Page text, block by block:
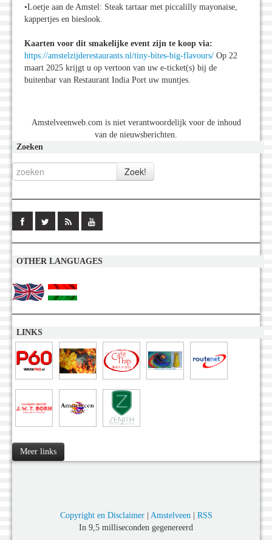
•Loetje aan de Amstel: Steak tartaar met piccalilly mayonaise,
kappertjes en bieslook.
Kaarten voor dit smakelijke event zijn te koop via:
https://amstelzijderestaurants.nl/tiny-bites-big-flavours/ Op 22
maart 2025 krijgt u op vertoon van uw e-ticket(s) bij de
buitenbar van Restaurant India Port uw muntjes.
Amstelveenweb.com is niet verantwoordelijk voor de inhoud
van de nieuwsberichten.
Zoeken
OTHER LANGUAGES
LINKS
Meer links
Copyright en Disclaimer| Amstelveen
RSS
In 9,5 milliseconden gegenereerd